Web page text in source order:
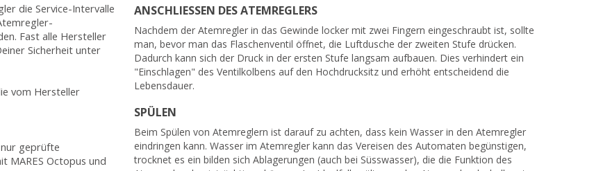
die Service-Intervalle
Fast alle Hersteller
Sicherheit unter
vom Hersteller
geprüfte
MARES Octopus und
ANSCHLIESSEN DES ATEMREGLERS
Nachdem der Atemregler in das Gewinde locker mit zwei Fingern eingeschraubt ist, sollte
man, bevor man das Flaschenventil öffnet, die Luftdusche der zweiten Stufe drücken.
Dadurch kann sich der Druck in der ersten Stufe langsam aufbauen. Dies verhindert ein
"Einschlagen" des Ventilkolbens auf den Hochdrucksitz und erhöht entscheidend die
Lebensdauer.
SPÜLEN
Beim Spülen von Atemreglern ist darauf zu achten, dass kein Wasser in den Atemregler
eindringen kann. Wasser im Atemregler kann das Vereisen des Automaten begünstigen,
trocknet es ein bilden sich Ablagerungen (auch bei Süsswasser), die die Funktion des